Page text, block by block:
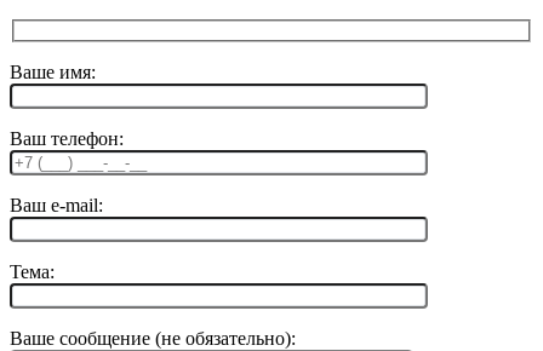
Ваше имя:
Ваш телефон:
Ваш e-mail:
Тема:
Ваше сообщение (не обязательно):